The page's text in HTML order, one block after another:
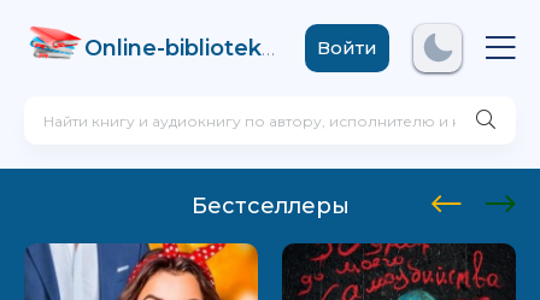
Online-biblioteka .comВойти
Бестселлеры